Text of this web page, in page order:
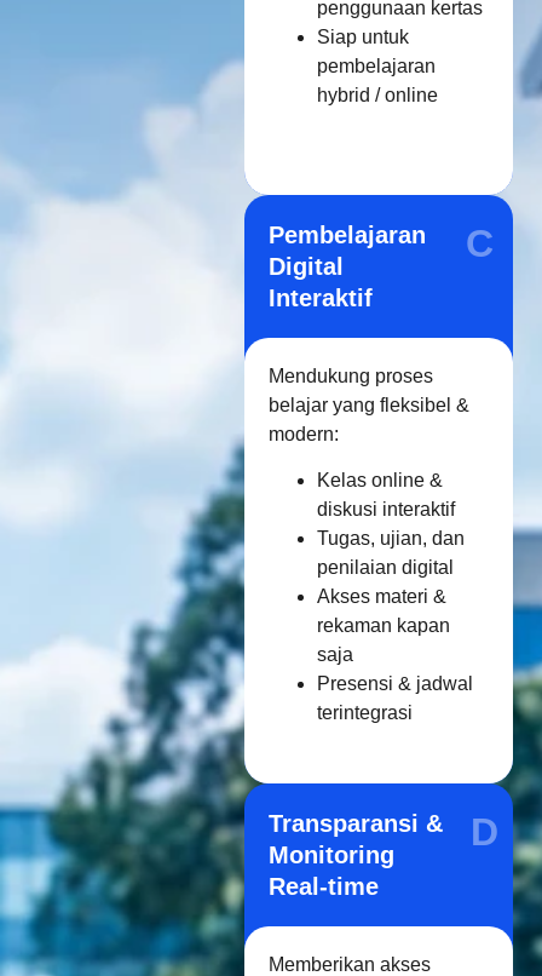
penggunaan kertas
Siap untuk
pembelajaran
hybrid / online
Pembelajaran
Digital
Interaktif
C
Mendukung proses
belajar yang fleksibel &
modern:
Kelas online &
diskusi interaktif
Tugas, ujian, dan
penilaian digital
Akses materi &
rekaman kapan
saja
Presensi & jadwal
terintegrasi
Transparansi &
Monitoring
Real-time
D
Memberikan akses